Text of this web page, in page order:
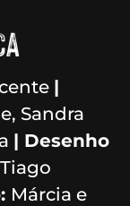
|
Sandra
| Desenho
Tiago
Márcia e